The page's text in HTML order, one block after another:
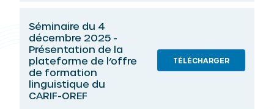
Séminaire du 4
décembre 2025 -
Présentation de la
plateforme de l’offre
de formation
linguistique du
CARIF-OREF
TÉLÉCHARGER